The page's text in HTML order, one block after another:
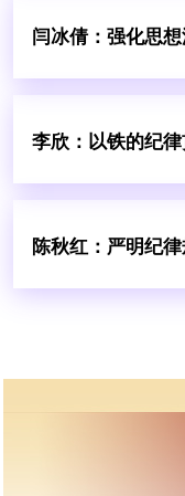
闫冰倩：强化思
李欣：以铁的纪
陈秋红：严明纪